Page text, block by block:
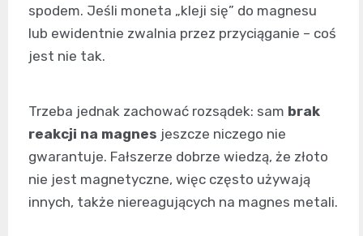
spodem. Jeśli moneta „kleji się” do magnesu
lub ewidentnie zwalnia przez przyciąganie – coś
jest nie tak.
Trzeba jednak zachować rozsądek: sam brak
reakcji na magnes jeszcze niczego nie
gwarantuje. Fałszerze dobrze wiedzą, że złoto
nie jest magnetyczne, więc często używają
innych, także niereagujących na magnes metali.